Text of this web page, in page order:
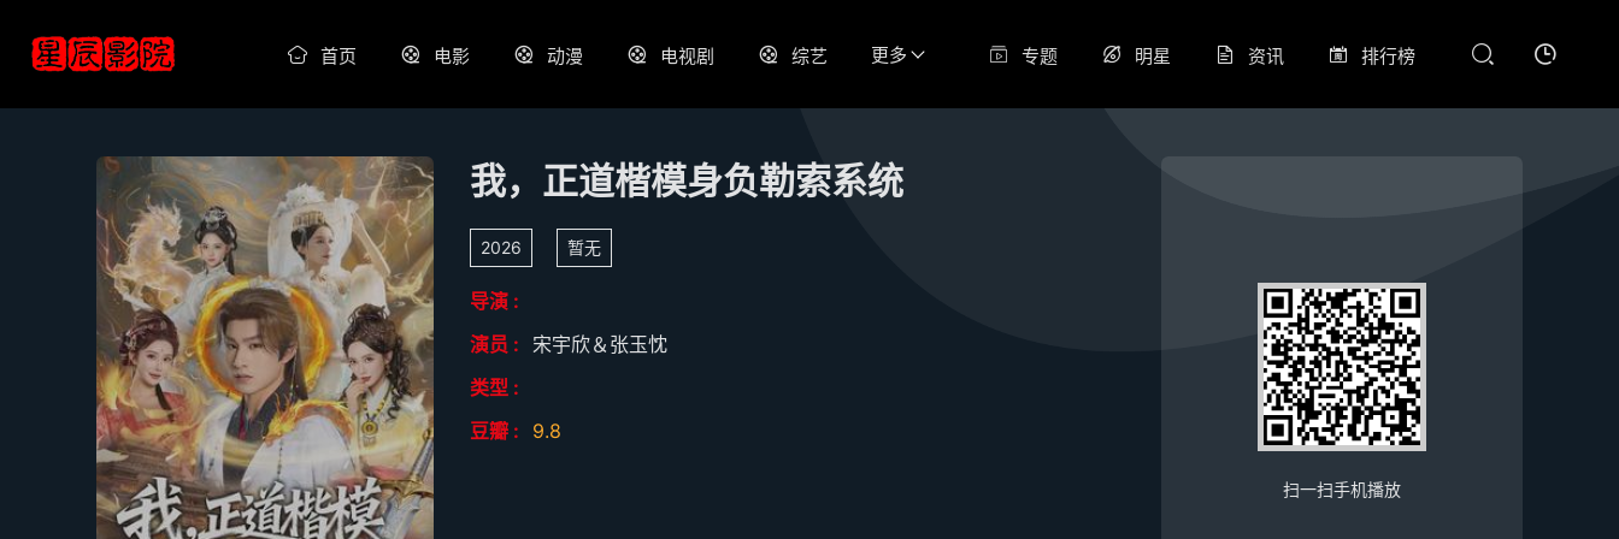
首页 电影 动漫 电视剧 综艺 更多 专题 明星 资讯 排行榜
我，正道楷模身负勒索系统
2026 暂无
导演 :
演员 :
宋宇欣＆张玉忱
类型 :
豆瓣 :
9.8
扫一扫手机播放